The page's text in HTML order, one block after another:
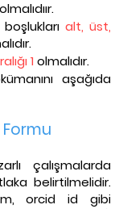
olmalıdıır.
alt, üst,
1 olmalıdır.
aşağıda
rmu
çalışmalarda
belirtilmelidir.
orcid id gibi